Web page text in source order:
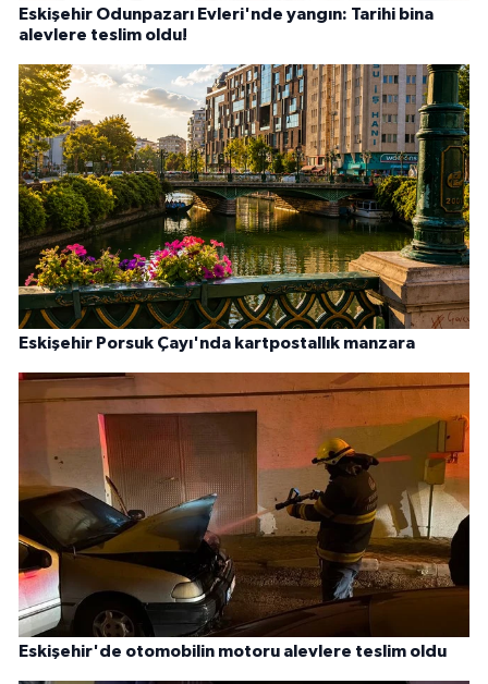
Eskişehir Odunpazarı Evleri'nde yangın: Tarihi bina
alevlere teslim oldu!
Eskişehir Porsuk Çayı'nda kartpostallık manzara
Eskişehir'de otomobilin motoru alevlere teslim oldu